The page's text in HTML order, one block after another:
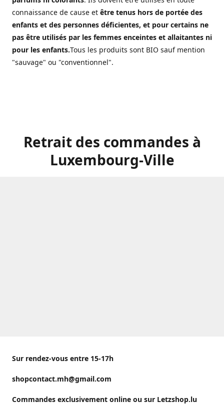
connaissance de cause et être tenus hors de portée des
enfants et des personnes déficientes, et pour certains ne
pas être utilisés par les femmes enceintes et allaitantes ni
pour les enfants.Tous les produits sont BIO sauf mention
"sauvage" ou "conventionnel".
Retrait des commandes à
Luxembourg-Ville
Sur rendez-vous entre 15-17h
shopcontact.mh@gmail.com
Commandes exclusivement online ou sur Letzshop.lu